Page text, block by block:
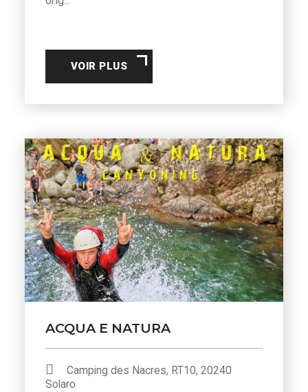
VOIR PLUS
ACQUA E NATURA
Camping des Nacres, RT10, 20240
Solaro